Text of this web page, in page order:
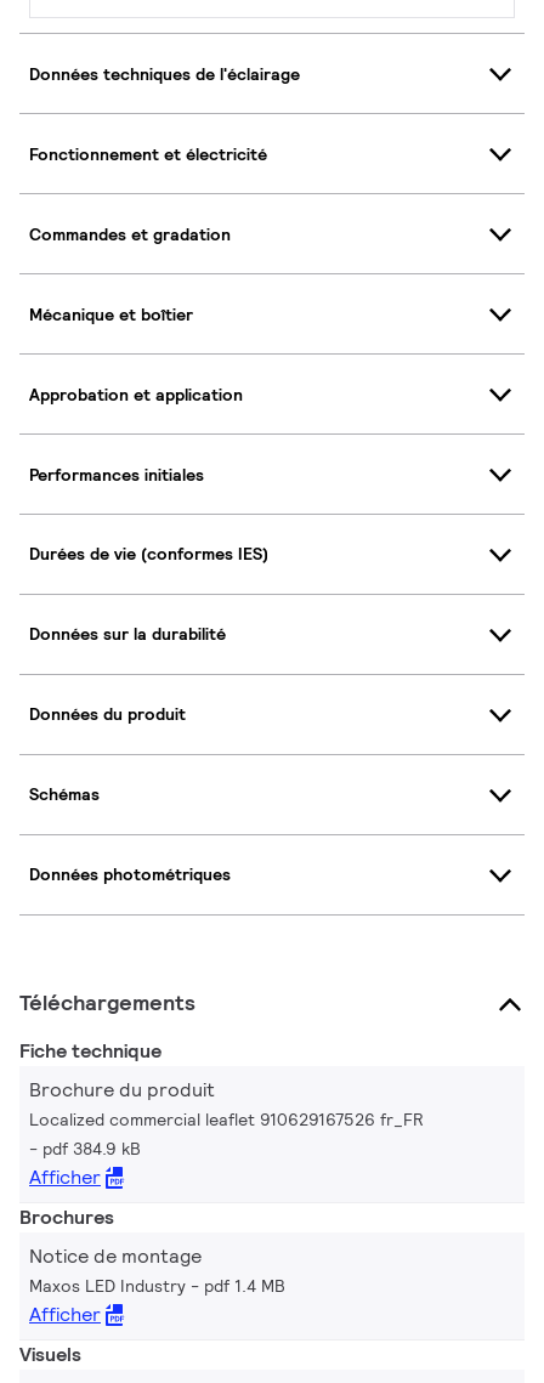
Données techniques de l'éclairage
Fonctionnement et électricité
Commandes et gradation
Mécanique et boîtier
Approbation et application
Performances initiales
Durées de vie (conformes IES)
Données sur la durabilité
Données du produit
Schémas
Données photométriques
Téléchargements
Fiche technique
Brochure du produit
Localized commercial leaflet 910629167526 fr_FR
pdf 384.9 kB
Afficher
Brochures
Notice de montage
Maxos LED Industry pdf 1.4 MB
Afficher
Visuels